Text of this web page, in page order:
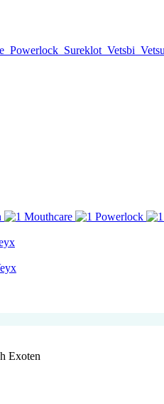
Powerlock Sureklot Vetsbi
Mouthcare Powerlock
Exoten